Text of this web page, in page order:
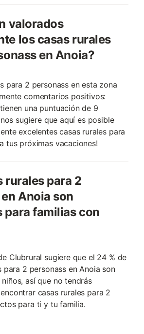
valorados
los casas rurales
en Anoia?
para 2 personass en esta zona
comentarios positivos:
una puntuación de 9
sugiere que aquí es posible
excelentes casas rurales para
tus próximas vacaciones!
rurales para 2
Anoia son
para familias con
Clubrural sugiere que el 24 % de
para 2 personass en Anoia son
así que no tendrás
casas rurales para 2
para ti y tu familia.